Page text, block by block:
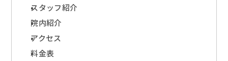
スタッフ紹介
院内紹介
アクセス
料金表